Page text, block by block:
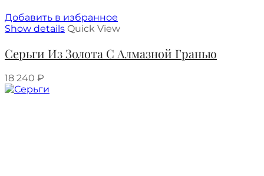
Добавить в избранное
Show details Quick View
Серьги Из Золота С Алмазной Гранью
18 240 ₽